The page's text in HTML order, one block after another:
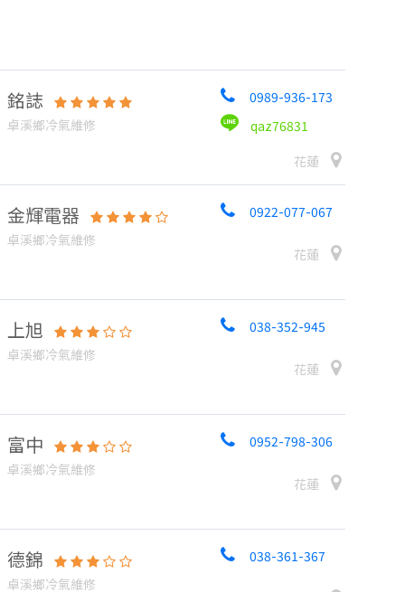
銘誌
卓溪鄉冷氣維修
0989-936-173
qaz76831
花蓮
金輝電器
卓溪鄉冷氣維修
0922-077-067
花蓮
上旭
卓溪鄉冷氣維修
038-352-945
花蓮
富中
卓溪鄉冷氣維修
0952-798-306
花蓮
德錦
卓溪鄉冷氣維修
038-361-367